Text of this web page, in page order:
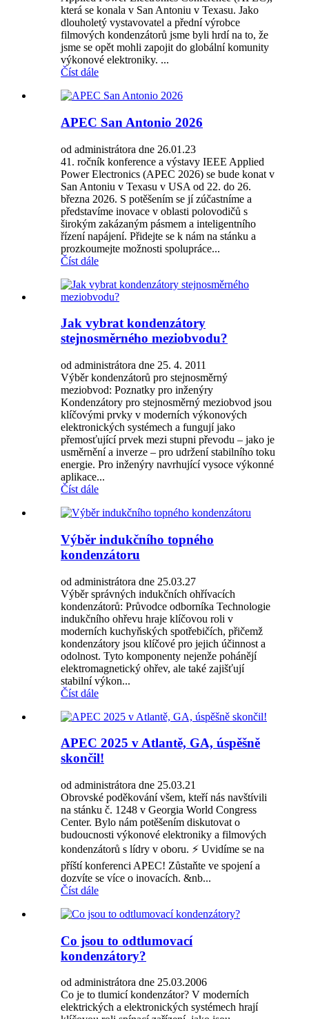
která se konala v San Antoniu v Texasu. Jako
dlouholetý vystavovatel a přední výrobce
filmových kondenzátorů jsme byli hrdí na to, že
jsme se opět mohli zapojit do globální komunity
výkonové elektroniky. ...
Číst dále
APEC San Antonio 2026
od administrátora dne 26.01.23
41. ročník konference a výstavy IEEE Applied
Power Electronics (APEC 2026) se bude konat v
San Antoniu v Texasu v USA od 22. do 26.
března 2026. S potěšením se jí zúčastníme a
představíme inovace v oblasti polovodičů s
širokým zakázaným pásmem a inteligentního
řízení napájení. Přidejte se k nám na stánku a
prozkoumejte možnosti spolupráce...
Číst dále
Jak vybrat kondenzátory
stejnosměrného meziobvodu?
od administrátora dne 25. 4. 2011
Výběr kondenzátorů pro stejnosměrný
meziobvod: Poznatky pro inženýry
Kondenzátory pro stejnosměrný meziobvod jsou
klíčovými prvky v moderních výkonových
elektronických systémech a fungují jako
přemosťující prvek mezi stupni převodu – jako je
usměrnění a inverze – pro udržení stabilního toku
energie. Pro inženýry navrhující vysoce výkonné
aplikace...
Číst dále
Výběr indukčního topného
kondenzátoru
od administrátora dne 25.03.27
Výběr správných indukčních ohřívacích
kondenzátorů: Průvodce odborníka Technologie
indukčního ohřevu hraje klíčovou roli v
moderních kuchyňských spotřebičích, přičemž
kondenzátory jsou klíčové pro jejich účinnost a
odolnost. Tyto komponenty nejenže pohánějí
elektromagnetický ohřev, ale také zajišťují
stabilní výkon...
Číst dále
APEC 2025 v Atlantě, GA, úspěšně
skončil!
od administrátora dne 25.03.21
Obrovské poděkování všem, kteří nás navštívili
na stánku č. 1248 v Georgia World Congress
Center. Bylo nám potěšením diskutovat o
budoucnosti výkonové elektroniky a filmových
kondenzátorů s lídry v oboru. ⚡️ Uvidíme se na
příští konferenci APEC! Zůstaňte ve spojení a
dozvíte se více o inovacích. &nb...
Číst dále
Co jsou to odtlumovací
kondenzátory?
od administrátora dne 25.03.2006
Co je to tlumicí kondenzátor? V moderních
elektrických a elektronických systémech hrají